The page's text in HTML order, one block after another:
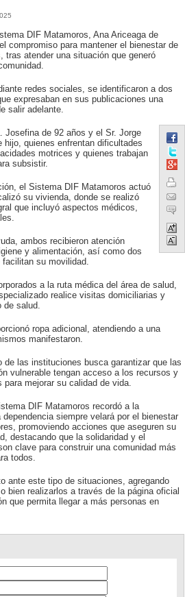
DIF Matamoros, Ana Ariceaga de
compromiso para mantener el bienestar de
tras atender una situación que generó
redes sociales, se identificaron a dos
expresaban en sus publicaciones una
salir adelante.
Josefina de 92 años y el Sr. Jorge
hijo, quienes enfrentan dificultades
motrices y quienes trabajan
subsistir.
el Sistema DIF Matamoros actuó
su vivienda, donde se realizó
que incluyó aspectos médicos,
ambos recibieron atención
y alimentación, así como dos
su movilidad.
a la ruta médica del área de salud,
realice visitas domiciliarias y
de salud.
ropa adicional, atendiendo a una
manifestaron.
de las instituciones busca garantizar que las
vulnerable tengan acceso a los recursos y
para mejorar su calidad de vida.
DIF Matamoros recordó a la
siempre velará por el bienestar
promoviendo acciones que aseguren su
destacando que la solidaridad y el
clave para construir una comunidad más
todos.
ante este tipo de situaciones, agregando
bien realizarlos a través de la página oficial
que permita llegar a más personas en